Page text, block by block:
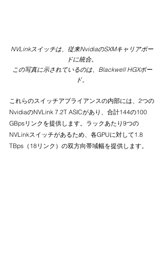
NVLinkスイッチは、従来NvidiaのSXMキャリアボー
ドに統合。
この写真に示されているのは、Blackwell HGXボー
ド。
これらのスイッチアプライアンスの内部には、2つの
NvidiaのNVLink 7.2T ASICがあり、合計144の100
GBpsリンクを提供します。ラックあたり9つの
NVLinkスイッチがあるため、各GPUに対して1.8
TBps（18リンク）の双方向帯域幅を提供します。